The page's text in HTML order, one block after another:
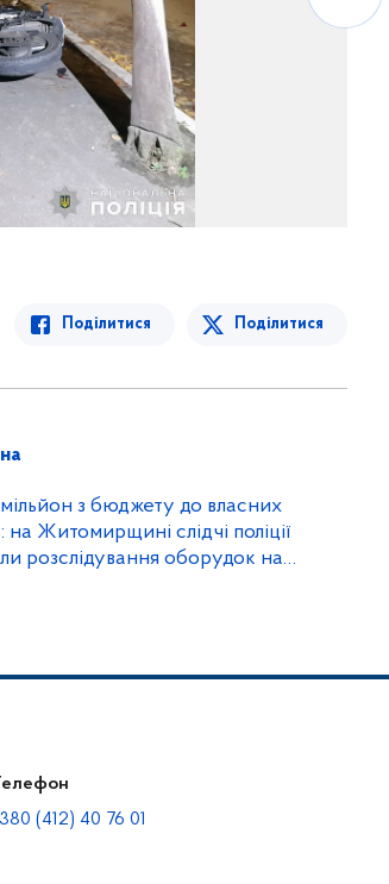
Поділитися Поділитися
з бюджету до власних
Житомирщині слідчі поліції
розслідування оборудок на
(412) 40 76 01